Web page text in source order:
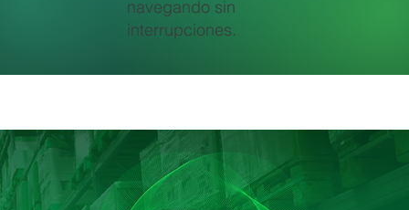
navegando sin
interrupciones.